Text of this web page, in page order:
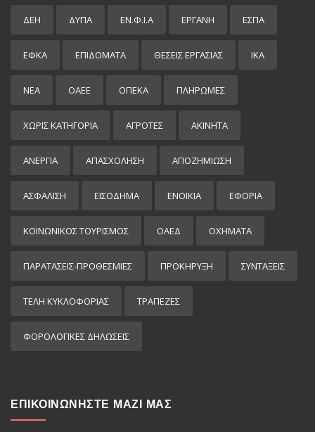
ΔΕΗ ΔΥΠΑ ΕΝ.Φ.Ι.Α ΕΡΓΑΝΗ ΕΣΠΑ
ΕΦΚΑ ΕΠΙΔΌΜΑΤΑ ΘΕΣΕΙΣ ΕΡΓΑΣΙΑΣ ΙΚΑ
ΝΕΑ ΟΑΕΕ ΟΠΕΚΑ ΠΛΗΡΩΜΕΣ
ΧΩΡΊΣ ΚΑΤΗΓΟΡΊΑ ΑΓΡΟΤΕΣ ΑΚΙΝΗΤΑ
ΑΝΕΡΓΙΑ ΑΠΑΣΧΟΛΗΣΗ ΑΠΟΖΗΜΙΩΣΗ
ΑΣΦΑΛΙΣΗ ΕΙΣΌΔΗΜΑ ΕΝΟΙΚΙΑ ΕΦΟΡΙΑ
ΚΟΙΝΩΝΙΚΟΣ ΤΟΥΡΙΣΜΟΣ ΟΑΕΔ ΟΧΗΜΑΤΑ
ΠΑΡΑΤΑΣΕΙΣ-ΠΡΟΘΕΣΜΙΕΣ ΠΡΟΚΉΡΥΞΗ ΣΥΝΤΑΞΕΙΣ
ΤΕΛΗ ΚΥΚΛΟΦΟΡΙΑΣ ΤΡΑΠΕΖΕΣ
ΦΟΡΟΛΟΓΙΚΕΣ ΔΗΛΩΣΕΙΣ
ΕΠΙΚΟΙΝΩΝΗΣΤΕ ΜΑΖΙ ΜΑΣ